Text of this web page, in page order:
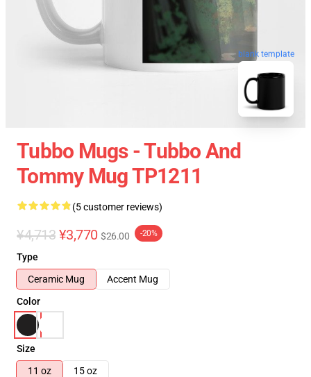
blank template
Tubbo Mugs - Tubbo And
Tommy Mug TP1211
(5 customer reviews)
¥4,713 ¥3,770 $26.00 -20%
Type
Ceramic Mug
Accent Mug
Color
Size
11 oz
15 oz